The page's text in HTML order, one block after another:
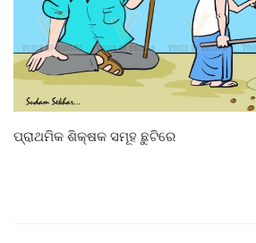
ରାଜନୀତି
ରାଜ୍ୟ ଖବର
ଜାତୀୟ ଖବର
ପ୍ରାଥମିକ ଶିକ୍ଷକ ସମୂହ ଛୁଟିରେ